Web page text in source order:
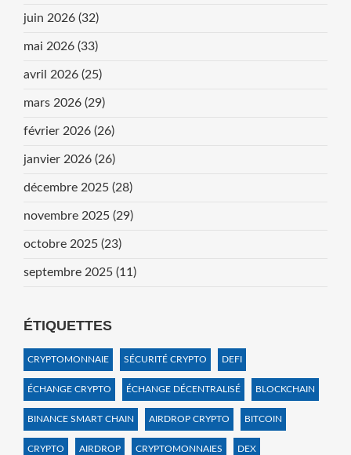
juin 2026 (32)
mai 2026 (33)
avril 2026 (25)
mars 2026 (29)
février 2026 (26)
janvier 2026 (26)
décembre 2025 (28)
novembre 2025 (29)
octobre 2025 (23)
septembre 2025 (11)
ÉTIQUETTES
CRYPTOMONNAIE SÉCURITÉ CRYPTO DEFI
ÉCHANGE CRYPTO ÉCHANGE DÉCENTRALISÉ BLOCKCHAIN
BINANCE SMART CHAIN AIRDROP CRYPTO BITCOIN
CRYPTO AIRDROP CRYPTOMONNAIES DEX